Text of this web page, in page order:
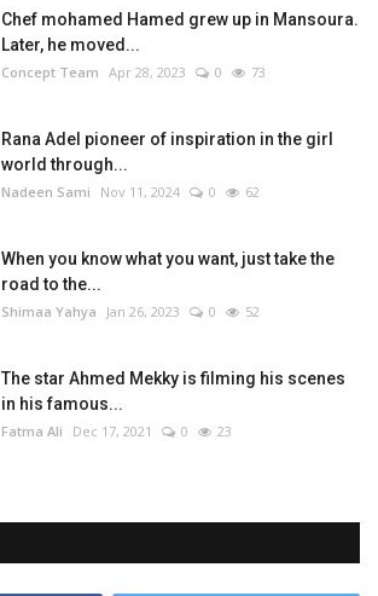
Chef mohamed Hamed grew up in Mansoura.
Later, he moved...
Concept Team Apr 28, 2023 0 73
Rana Adel pioneer of inspiration in the girl
world through...
Nadeen Sami Nov 11, 2024 0 62
When you know what you want, just take the
road to the...
Shimaa Yahya Jan 26, 2023 0 52
The star Ahmed Mekky is filming his scenes
in his famous...
Fatma Ali Dec 17, 2021 0 23